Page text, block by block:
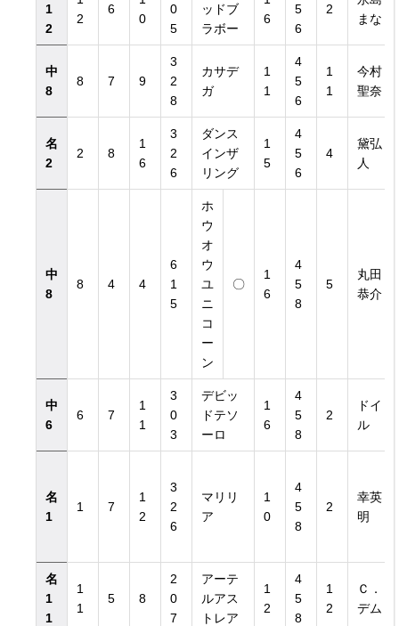
1
2
2
6
0
0
5
ッドブ
ラボー
6
5
6
2
まな
中
8
8 7 9
3
2
8
カサデ
ガ
1
1
4
5
6
1
1
今村
聖奈
名
2
2 8
1
6
3
2
6
ダンス
インザ
リング
1
5
4
5
6
4
黛弘
人
中
8
8 4 4
6
1
5
ホ
ウ
オ
ウ
ユ
ニ
コ
ー
ン
〇
1
6
4
5
8
5
丸田
恭介
中
6
6 7
1
1
3
0
3
デビッ
ドテソ
ーロ
1
6
4
5
8
2
ドイ
ル
名
1
1 7
1
2
3
2
6
マリリ
ア
1
0
4
5
8
2
幸英
明
名
1
1
1
1
5 8
2
0
7
アーテ
ルアス
トレア
1
2
4
5
8
1
2
Ｃ．
デム